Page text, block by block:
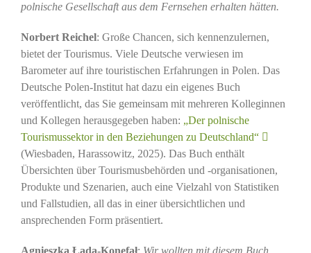
polnische Gesellschaft aus dem Fernsehen erhalten hätten.
Norbert Reichel: Große Chancen, sich kennenzulernen,
bietet der Tourismus. Viele Deutsche verwiesen im
Barometer auf ihre touristischen Erfahrungen in Polen. Das
Deutsche Polen-Institut hat dazu ein eigenes Buch
veröffentlicht, das Sie gemeinsam mit mehreren Kolleginnen
und Kollegen herausgegeben haben: „Der polnische
Tourismussektor in den Beziehungen zu Deutschland“
(Wiesbaden, Harassowitz, 2025). Das Buch enthält
Übersichten über Tourismusbehörden und -organisationen,
Produkte und Szenarien, auch eine Vielzahl von Statistiken
und Fallstudien, all das in einer übersichtlichen und
ansprechenden Form präsentiert.